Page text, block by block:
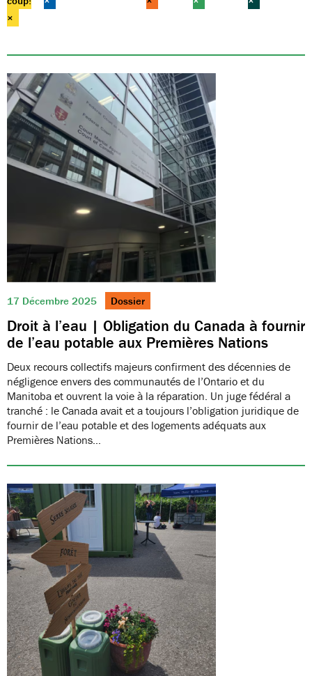
17 Décembre 2025 Dossier
Droit à l’eau | Obligation du Canada à fournir
de l’eau potable aux Premières Nations
Deux recours collectifs majeurs confirment des décennies de
négligence envers des communautés de l’Ontario et du
Manitoba et ouvrent la voie à la réparation. Un juge fédéral a
tranché : le Canada avait et a toujours l’obligation juridique de
fournir de l’eau potable et des logements adéquats aux
Premières Nations…
×